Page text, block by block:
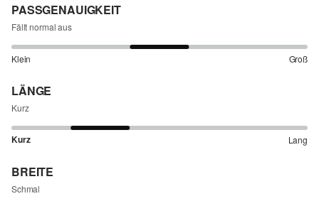
PASSGENAUIGKEIT
Fällt normal aus
Klein Groß
LÄNGE
Kurz
Kurz Lang
BREITE
Schmal